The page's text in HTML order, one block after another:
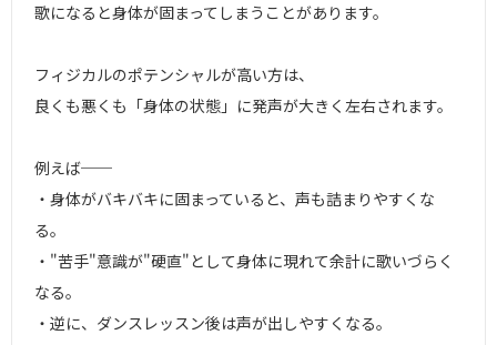
歌になると身体が固まってしまうことがあります。
フィジカルのポテンシャルが高い方は、
良くも悪くも「身体の状態」に発声が大きく左右されます。
例えば──
・身体がバキバキに固まっていると、声も詰まりやすくな
る。
・"苦手"意識が"硬直"として身体に現れて余計に歌いづらく
なる。
・逆に、ダンスレッスン後は声が出しやすくなる。